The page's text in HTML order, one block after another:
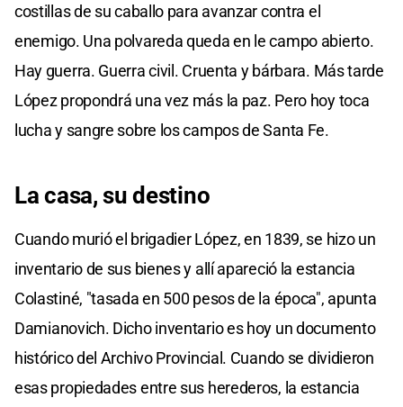
costillas de su caballo para avanzar contra el
enemigo. Una polvareda queda en le campo abierto.
Hay guerra. Guerra civil. Cruenta y bárbara. Más tarde
López propondrá una vez más la paz. Pero hoy toca
lucha y sangre sobre los campos de Santa Fe.
La casa, su destino
Cuando murió el brigadier López, en 1839, se hizo un
inventario de sus bienes y allí apareció la estancia
Colastiné, "tasada en 500 pesos de la época", apunta
Damianovich. Dicho inventario es hoy un documento
histórico del Archivo Provincial. Cuando se dividieron
esas propiedades entre sus herederos, la estancia